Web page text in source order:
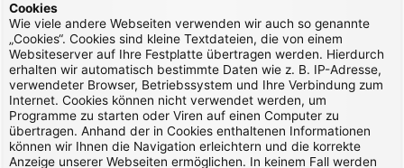
Cookies
Wie viele andere Webseiten verwenden wir auch so genannte
„Cookies“. Cookies sind kleine Textdateien, die von einem
Websiteserver auf Ihre Festplatte übertragen werden. Hierdurch
erhalten wir automatisch bestimmte Daten wie z. B. IP-Adresse,
verwendeter Browser, Betriebssystem und Ihre Verbindung zum
Internet. Cookies können nicht verwendet werden, um
Programme zu starten oder Viren auf einen Computer zu
übertragen. Anhand der in Cookies enthaltenen Informationen
können wir Ihnen die Navigation erleichtern und die korrekte
Anzeige unserer Webseiten ermöglichen. In keinem Fall werden